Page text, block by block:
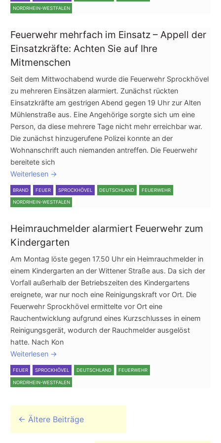
NORDRHEIN-WESTFALEN
Feuerwehr mehrfach im Einsatz – Appell der
Einsatzkräfte: Achten Sie auf Ihre
Mitmenschen
Seit dem Mittwochabend wurde die Feuerwehr Sprockhövel
zu mehreren Einsätzen alarmiert. Zunächst rückten
Einsatzkräfte am gestrigen Abend gegen 19 Uhr zur Alten
Mühlenstraße aus. Eine Angehörige sorgte sich um eine
Person, da diese mehrere Tage nicht mehr erreichbar war.
Die zunächst hinzugerufene Polizei konnte an der
Wohnanschrift auch niemanden antreffen. Die Feuerwehr
bereitete sich
Weiterlesen →
BRAND FEUER SPROCKHÖVEL DEUTSCHLAND FEUERWEHR
NORDRHEIN-WESTFALEN
Heimrauchmelder alarmiert Feuerwehr zum
Kindergarten
Am Montag löste gegen 17.50 Uhr ein Heimrauchmelder in
einem Kindergarten an der Wittener Straße aus. Da sich der
Vorfall außerhalb der Betriebszeiten des Kindergartens
ereignete, war nur noch eine Reinigungskraft vor Ort. Die
Feuerwehr Sprockhövel ermittelte vor Ort eine
Rauchentwicklung aufgrund eines Kurzschlusses in einem
Reinigungsgerät, wodurch der Rauchmelder ausgelöst
hatte. Nach Kon
Weiterlesen →
FEUER SPROCKHÖVEL DEUTSCHLAND FEUERWEHR
NORDRHEIN-WESTFALEN
Beitrags-Navigation
← Ältere Beiträge